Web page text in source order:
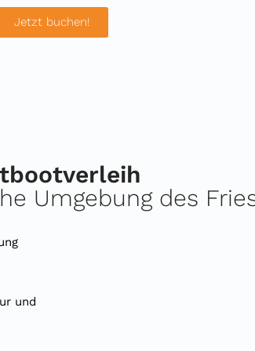
Jetzt buchen!
Umgebung des
und